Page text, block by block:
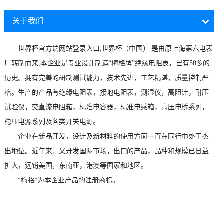
关于我们
世界杯官方端网站登录入口,世界杯（中国） 是由原上海第六电表
厂转制而来,本企业是专业设计制造“梅格牌”绝缘电阻表，已有50多的
历史。拥有完善的研制测试能力，技术先进，工艺精湛，质量控制严
格。生产的产品有绝缘电阻表，接地电阻表，测湿仪，高阻计，耐压
试验仪，交直流电阻箱，标准电容器，标准电感箱，高压电桥系列，
稳压电源系列及各类开关电源。
企业在新品开发，设计及新材料的使用方面一直在同行中处于杰
出地位。近年来，又开发国际市场，出口的产品，品种和规模已日益
扩大，远销美国，东南亚，港澳等国家和地区。
“梅格”为本企业产品的注册商标。